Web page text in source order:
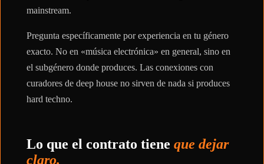
mainstream.
Pregunta específicamente por experiencia en tu género
exacto. No en «música electrónica» en general, sino en
el subgénero donde produces. Las conexiones con
curadores de deep house no sirven de nada si produces
hard techno.
Lo que el contrato tiene que dejar
claro.